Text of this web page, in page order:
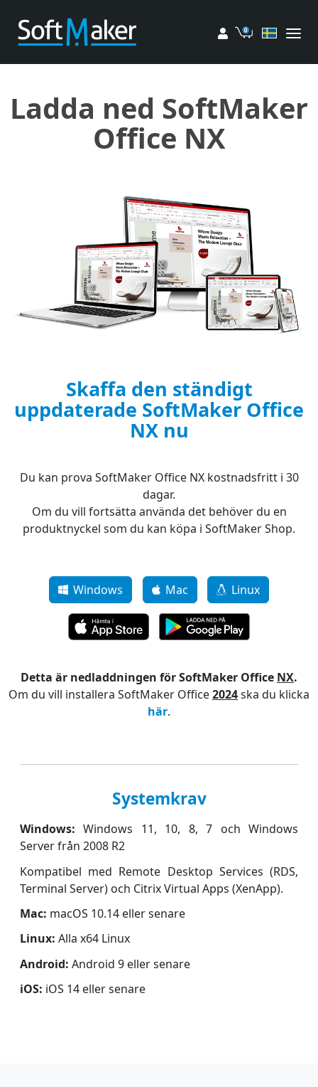
Mitt konto
Kundvagn
Ladda ned SoftMaker
Office NX
Skaffa den ständigt
uppdaterade SoftMaker Office
NX nu
Du kan prova SoftMaker Office NX kostnadsfritt i 30
dagar.
Om du vill fortsätta använda det behöver du en
produktnyckel som du kan köpa i SoftMaker Shop.
Windows Mac Linux
Detta är nedladdningen för SoftMaker Office NX.
Om du vill installera SoftMaker Office2024ska du klicka
här.
Systemkrav
Windows: Windows 11, 10, 8, 7 och Windows
Server från 2008 R2
Kompatibel med Remote Desktop Services (RDS,
Terminal Server) och Citrix Virtual Apps (XenApp).
Mac: macOS 10.14 eller senare
Linux: Alla x64 Linux
Android: Android 9 eller senare
iOS: iOS 14 eller senare